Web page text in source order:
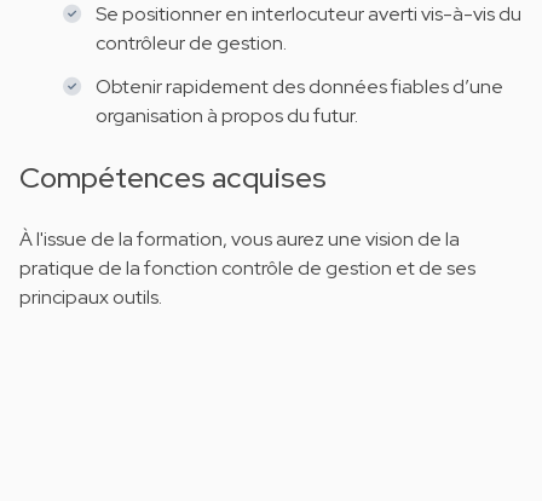
Se positionner en interlocuteur averti vis-à-vis du
contrôleur de gestion.
Obtenir rapidement des données fiables d’une
organisation à propos du futur.
Compétences acquises
À l'issue de la formation, vous aurez une vision de la
pratique de la fonction contrôle de gestion et de ses
principaux outils.